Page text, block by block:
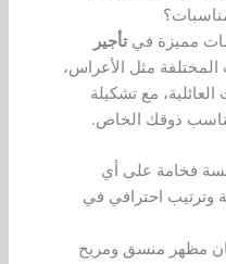
مميزة فيتأجير
المختلفة مثل الأعراس،
العائلية، مع تشكيلة
ذوقك الخاص.
فخامة على أي
وترتيب احترافي في
مظهر منسق ومريح